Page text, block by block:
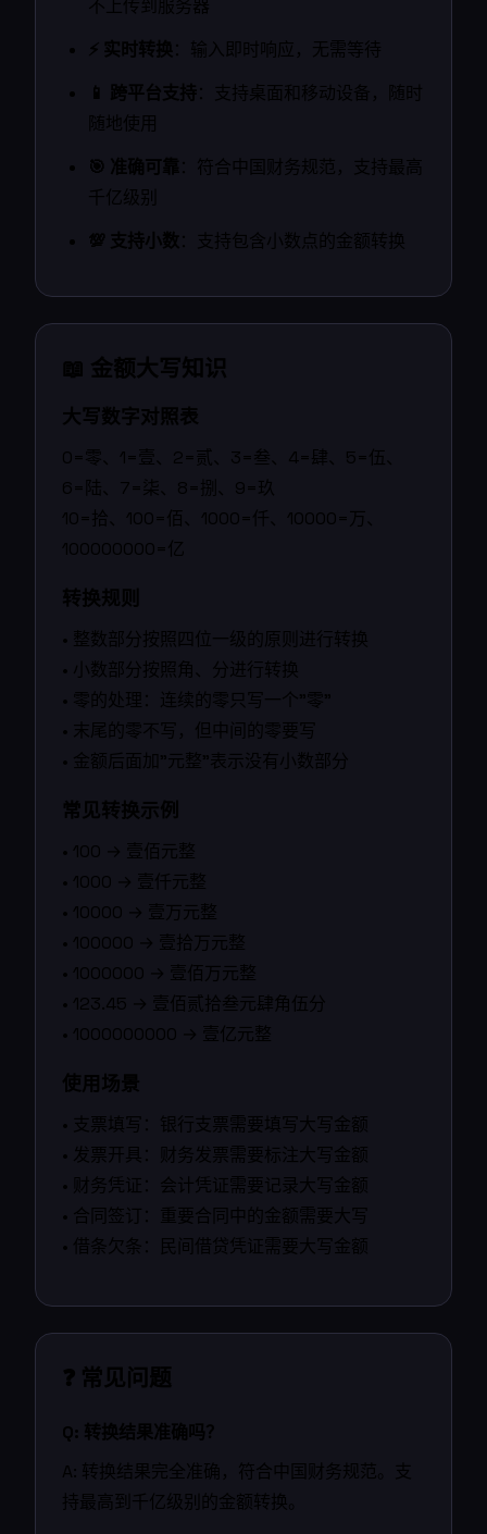
不上传到服务器
⚡ 实时转换：输入即时响应，无需等待
📱 跨平台支持：支持桌面和移动设备，随时
随地使用
🎯 准确可靠：符合中国财务规范，支持最高
千亿级别
💯 支持小数：支持包含小数点的金额转换
📖 金额大写知识
大写数字对照表
0=零、1=壹、2=贰、3=叁、4=肆、5=伍、
6=陆、7=柒、8=捌、9=玖
10=拾、100=佰、1000=仟、10000=万、
100000000=亿
转换规则
• 整数部分按照四位一级的原则进行转换
• 小数部分按照角、分进行转换
• 零的处理：连续的零只写一个"零"
• 末尾的零不写，但中间的零要写
• 金额后面加"元整"表示没有小数部分
常见转换示例
• 100 → 壹佰元整
• 1000 → 壹仟元整
• 10000 → 壹万元整
• 100000 → 壹拾万元整
• 1000000 → 壹佰万元整
• 123.45 → 壹佰贰拾叁元肆角伍分
• 1000000000 → 壹亿元整
使用场景
• 支票填写：银行支票需要填写大写金额
• 发票开具：财务发票需要标注大写金额
• 财务凭证：会计凭证需要记录大写金额
• 合同签订：重要合同中的金额需要大写
• 借条欠条：民间借贷凭证需要大写金额
❓ 常见问题
Q: 转换结果准确吗？
A: 转换结果完全准确，符合中国财务规范。支
持最高到千亿级别的金额转换。